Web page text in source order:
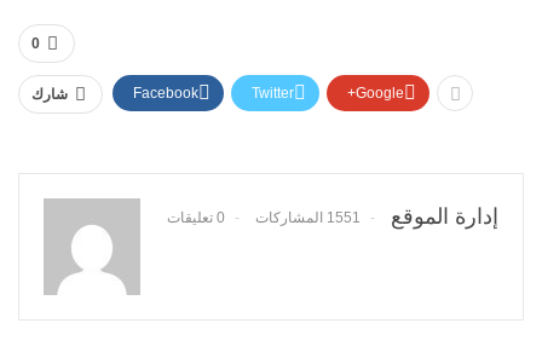
0
شارك Facebook Twitter Google+
إدارة الموقع 1551 المشاركات 0 تعليقات